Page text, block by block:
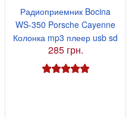
Радиоприемник Bocina
WS-350 Porsche Cayenne
Колонка mp3 плеер usb sd
285 грн.